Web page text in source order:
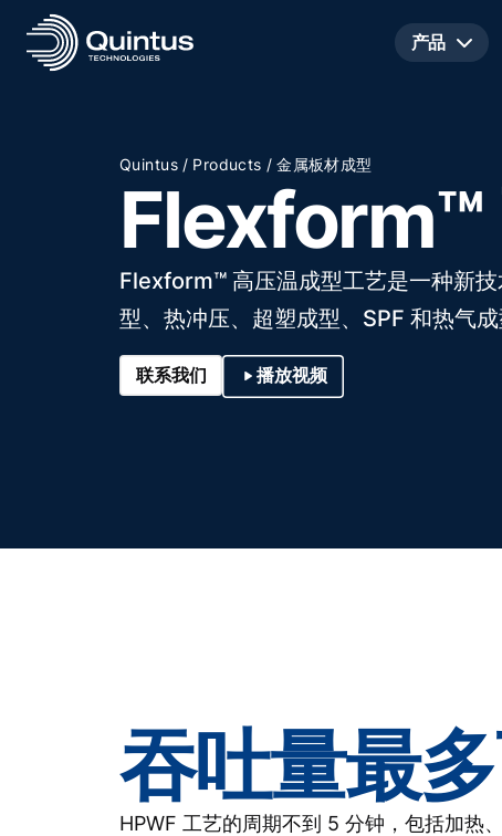
产品
Quintus / Products / 金属板材成型
Flexform™
Flexform™ 高压温成型工艺是一种新
型、热冲压、超塑成型、SPF 和热气成
联系我们 播放视频
吞吐量最
HPWF 工艺的周期不到 5 分钟，包括加热